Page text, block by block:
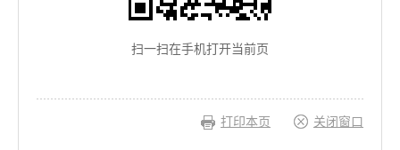
扫一扫在手机打开当前页
打印本页 关闭窗口